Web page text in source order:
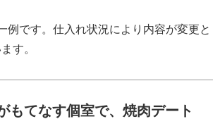
例です。仕入れ状況により内容が変更と
す。
もてなす個室で、焼肉デート